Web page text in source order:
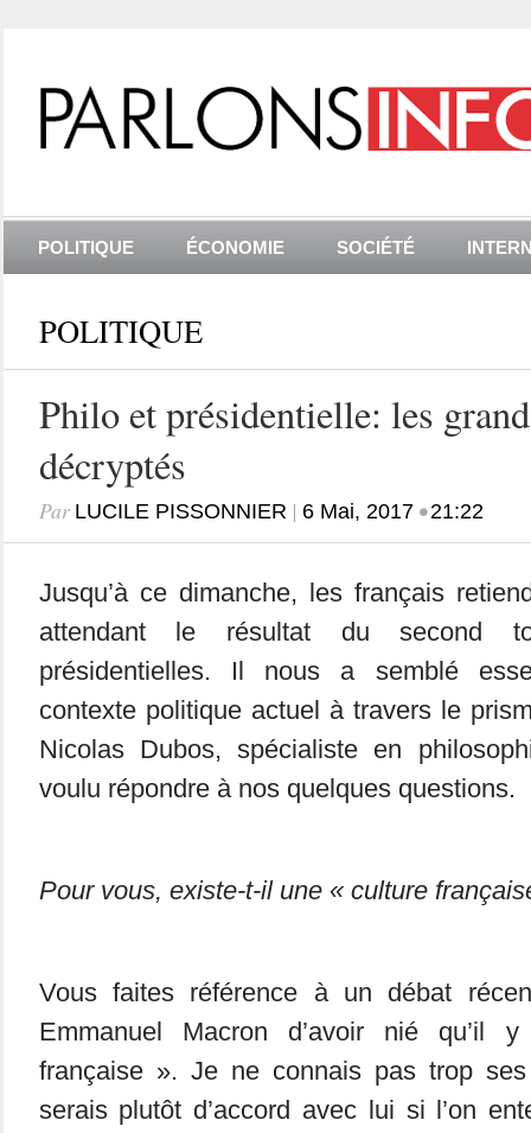
POLITIQUE ÉCONOMIE SOCIÉTÉ
POLITIQUE
Philo et présidentielle: les
décryptés
Par LUCILE PISSONNIER | 6 Mai, 2017•21:22
Jusqu’à ce dimanche, les français
attendant le résultat du second
présidentielles. Il nous a semblé
contexte politique actuel à travers le
Nicolas Dubos, spécialiste en
voulu répondre à nos quelques questions.
Pour vous, existe-t-il une « culture
Vous faites référence à un débat
Emmanuel Macron d’avoir nié qu’il
française ». Je ne connais pas trop
serais plutôt d’accord avec lui si l’on